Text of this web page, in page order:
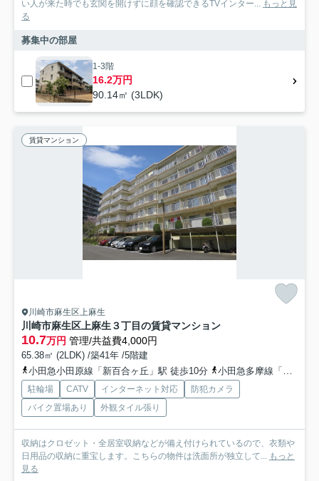
い人が来た時でも玄関を開けずに顔を確認できるTVインター... もっと見
る
募集中の部屋
1-3階
16.2万円
90.14㎡ (3LDK)
賃貸マンション
川崎市麻生区上麻生
川崎市麻生区上麻生３丁目の賃貸マンション
10.7万円 管理/共益費4,000円
65.38㎡ (2LDK) /築41年 /5階建
小田急小田原線「新百合ヶ丘」駅 徒歩10分
小田急多摩線「五月台」駅 徒歩16分
駐輪場 CATV インターネット対応
防犯カメラ
バイク置場あり
外観タイル張り
収納はクロゼット・全居室収納などが備え付けられているので、衣類や
日用品の収納に重宝します。こちらの物件は洗面所が独立して... もっと
見る